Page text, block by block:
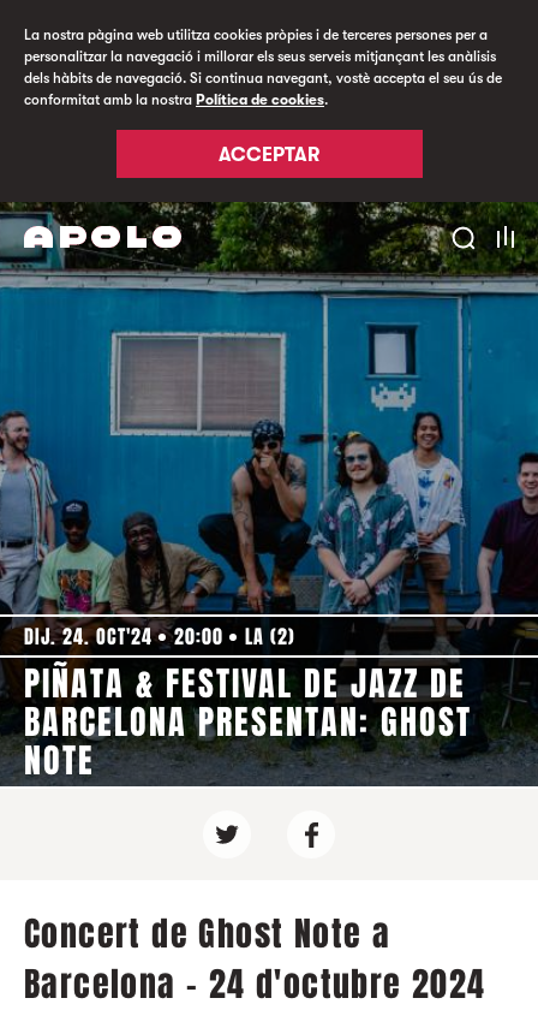
La nostra pàgina web utilitza cookies pròpies i de terceres persones per a
personalitzar la navegació i millorar els seus serveis mitjançant les anàlisis
dels hàbits de navegació. Si continua navegant, vostè accepta el seu ús de
conformitat amb la nostra Política de cookies.
ACCEPTAR
DIJ. 24. OCT'24 20:00 LA (2)
PIÑATA & FESTIVAL DE JAZZ DE
BARCELONA PRESENTAN: GHOST
NOTE
Concert de Ghost Note a
Barcelona - 24 d'octubre 2024